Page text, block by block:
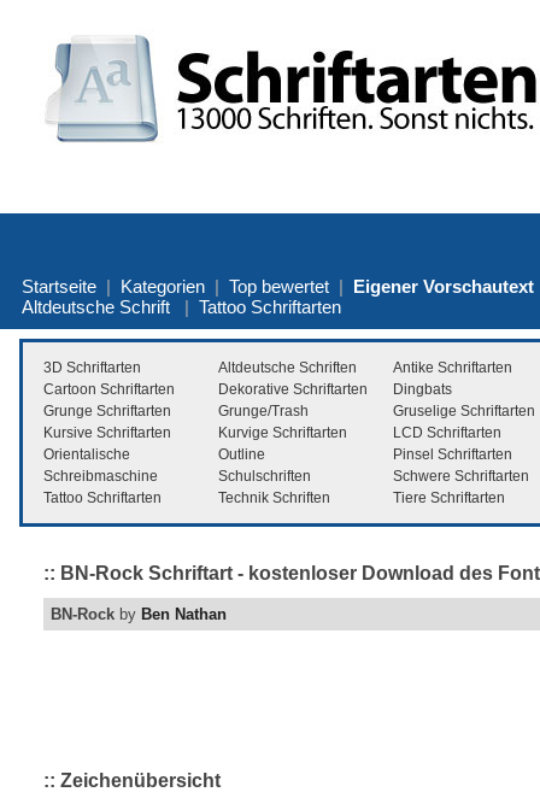
Startseite | Kategorien | Top bewertet | Eigener Vorschautext
Altdeutsche Schrift | Tattoo Schriftarten
3D Schriftarten Altdeutsche Schriften
Antike Schriftarten
Cartoon Schriftarten
Dekorative Schriftarten
Dingbats
Grunge Schriftarten
Grunge/Trash
Gruselige Schriftarten
Kursive Schriftarten
Kurvige Schriftarten
LCD Schriftarten
Orientalische
Outline
Pinsel Schriftarten
Schreibmaschine
Schulschriften
Schwere Schriftarten
Tattoo Schriftarten
Technik Schriften Tiere Schriftarten
:: BN-Rock Schriftart - kostenloser Download des
BN-Rock by Ben Nathan
:: Zeichenübersicht